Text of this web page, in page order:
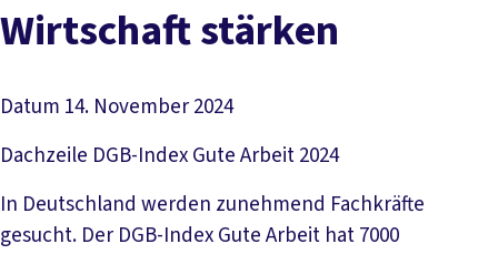
Wirtschaft stärken
Datum 14. November 2024
Dachzeile DGB-Index Gute Arbeit 2024
In Deutschland werden zunehmend Fachkräfte
gesucht. Der DGB-Index Gute Arbeit hat 7000